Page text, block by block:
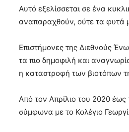
Αυτό εξελίσσεται σε ένα
αναπαραχθούν, ούτε τα φυτά
Επιστήμονες της Διεθνούς
τα πιο δημοφιλή και
η καταστροφή των βιοτόπων
Από τον Απρίλιο του 2020 έως
σύμφωνα με το Κολέγιο